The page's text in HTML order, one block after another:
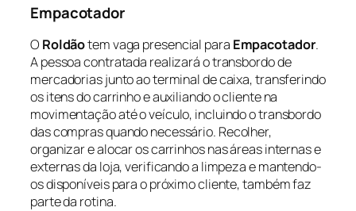
Empacotador
O Roldãotem vaga presencial para Empacotador.
A pessoa contratada realizará o transbordo de
mercadorias junto ao terminal de caixa, transferindo
os itens do carrinho e auxiliando o cliente na
movimentação até o veículo, incluindo o transbordo
das compras quando necessário. Recolher,
organizar e alocar os carrinhos nas áreas internas e
externas da loja, verificando a limpeza e mantendo-
os disponíveis para o próximo cliente, também faz
parte da rotina.